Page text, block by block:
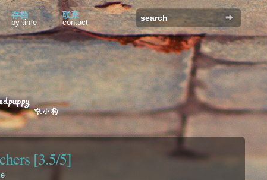
存档
by time
联系
contact
[3.5/5]